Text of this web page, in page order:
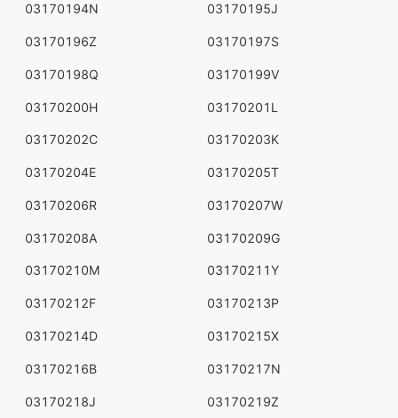
03170194N 03170195J
03170196Z 03170197S
03170198Q 03170199V
03170200H 03170201L
03170202C 03170203K
03170204E 03170205T
03170206R 03170207W
03170208A 03170209G
03170210M 03170211Y
03170212F 03170213P
03170214D 03170215X
03170216B 03170217N
03170218J 03170219Z